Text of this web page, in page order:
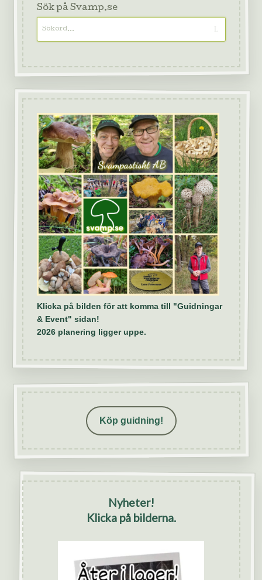
Sök på Svamp.se
Klicka på bilden för att komma till "Guidningar
& Event" sidan!
2026 planering ligger uppe.
Köp guidning!
Nyheter!
Klicka på bilderna.